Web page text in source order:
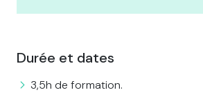
Durée et dates
3,5h de formation.